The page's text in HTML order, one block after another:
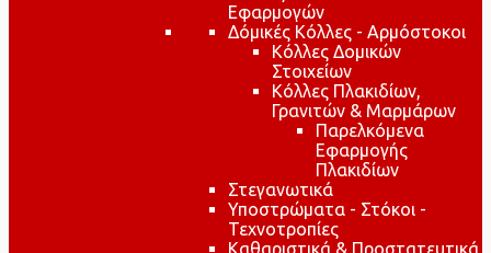
Εφαρμογών
Δόμικές Κόλλες - Αρμόστοκοι
Κόλλες Δομικών
Στοιχείων
Κόλλες Πλακιδίων,
Γρανιτών & Μαρμάρων
Παρελκόμενα
Εφαρμογής
Πλακιδίων
Στεγανωτικά
Υποστρώματα - Στόκοι -
Τεχνοτροπίες
Καθαριστικά & Προστατευτικά